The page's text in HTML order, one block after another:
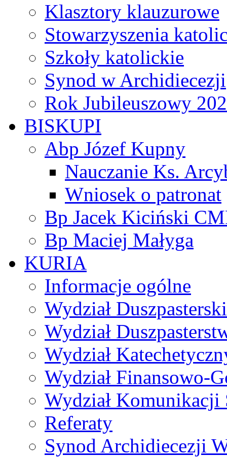
Klasztory klauzurowe
Stowarzyszenia
Szkoły katolickie
Synod w Archidiecezji
Rok Jubileuszowy
BISKUPI
Abp Józef Kupny
Nauczanie Ks.
Wniosek o patronat
Bp Jacek Kiciński
Bp Maciej Małyga
KURIA
Informacje ogólne
Wydział Duszpasterski
Wydział
Wydział
Wydział Finansowo-
Wydział Komunikacji
Referaty
Synod Archidiecezji